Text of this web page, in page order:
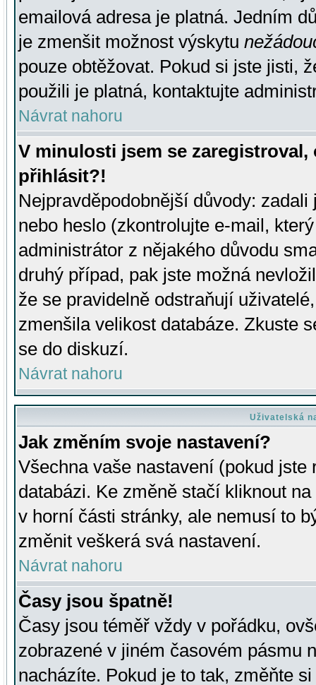
emailová adresa je platná. Jedním
je zmenšit možnost výskytu
pouze obtěžovat. Pokud si jste jisti,
použili je platná, kontaktujte
Návrat nahoru
V minulosti jsem se
přihlásit?!
Nejpravděpodobnější důvody:
nebo heslo (zkontrolujte e-mail,
administrátor z nějakého důvodu
druhý případ, pak jste možná
že se pravidelně odstraňují
zmenšila velikost databáze. Zkuste
se do diskuzí.
Návrat nahoru
Uživatelská
Jak změním svoje nastavení?
Všechna vaše nastavení (pokud
databázi. Ke změně stačí kliknout
v horní části stránky, ale nemusí to
změnit veškerá svá nastavení.
Návrat nahoru
Časy jsou špatně!
Časy jsou téměř vždy v pořádku,
zobrazené v jiném časovém pásmu
nacházíte. Pokud je to tak, změňte